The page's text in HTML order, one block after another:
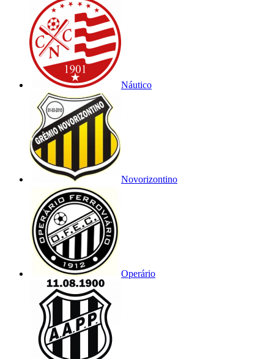
Náutico
Novorizontino
Operário